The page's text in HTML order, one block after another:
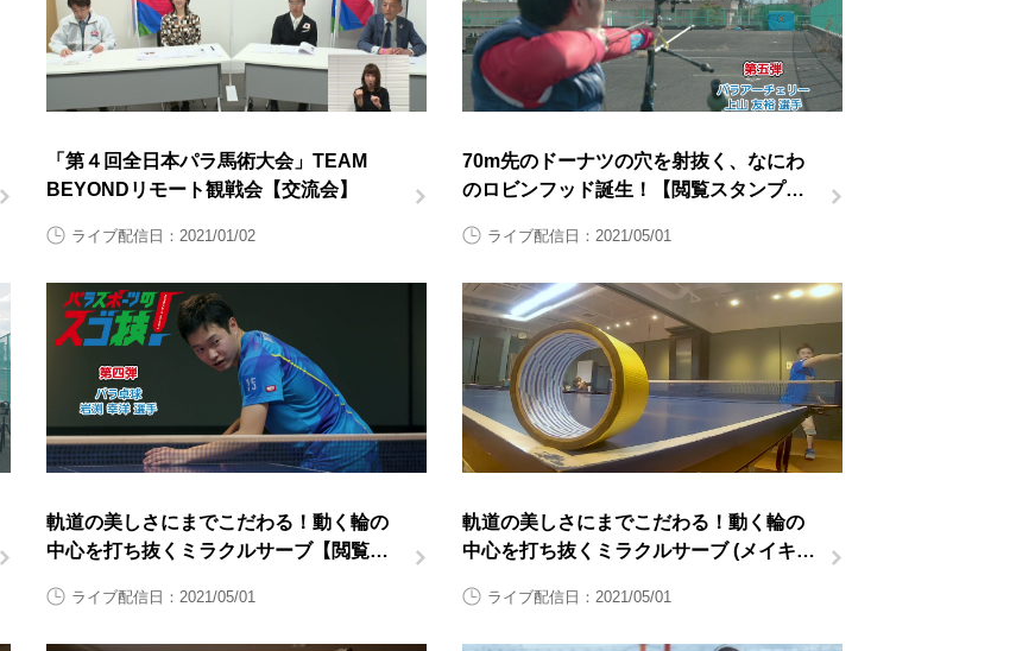
「第４回全日本パラ馬術大会」TEAM
BEYONDリモート観戦会【交流会】
ライブ配信日：2021/01/02
70m先のドーナツの穴を射抜く、なにわ
のロビンフッド誕生！【閲覧スタンプ非
ライブ配信日：2021/05/01
軌道の美しさにまでこだわる！動く輪の
中心を打ち抜くミラクルサーブ【閲覧ス
ライブ配信日：2021/05/01
軌道の美しさにまでこだわる！動く輪の
中心を打ち抜くミラクルサーブ (メイキン
ライブ配信日：2021/05/01